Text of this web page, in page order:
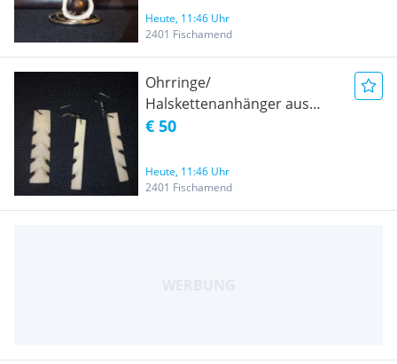
Heute, 11:46 Uhr
2401 Fischamend
Ohrringe/
Halskettenanhänger aus
Knochen
€ 50
Heute, 11:46 Uhr
2401 Fischamend